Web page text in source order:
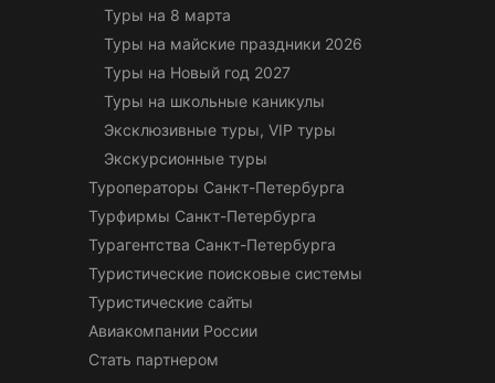
Туры на 8 марта
Туры на майские праздники 2026
Туры на Новый год 2027
Туры на школьные каникулы
Эксклюзивные туры, VIP туры
Экскурсионные туры
Туроператоры Санкт-Петербурга
Турфирмы Санкт-Петербурга
Турагентства Санкт-Петербурга
Туристические поисковые системы
Туристические сайты
Авиакомпании России
Стать партнером